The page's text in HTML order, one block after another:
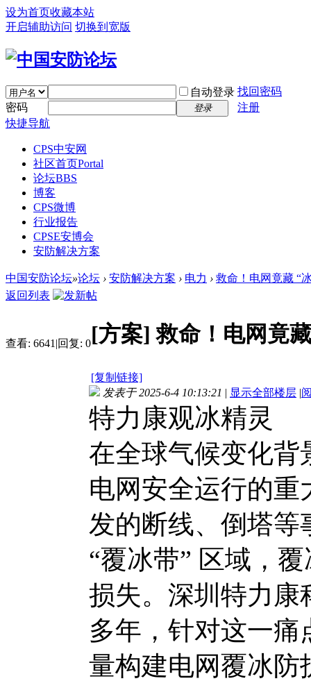
设为首页收藏本站
开启辅助访问 切换到宽版
自动登录 找回密码
密码
登录
注册
快捷导航
CPS中安网
社区首页Portal
论坛BBS
博客
CPS微博
行业报告
CPSE安博会
安防解决方案
中国安防论坛»论坛 › 安防解决方案 › 电力 › 救命！电网竟藏 “
返回列表
查看: 6641 |回复: 0[方案]救命！电网竟
[复制链接]
发表于 2025-6-4 10:13:21 | 显示全部楼层 |
特力康观冰精灵
在全球气候变化背
电网安全运行的
发的断线、倒塔等
“覆冰带” 区域，
损失。深圳特力康
多年，针对这一
量构建电网覆冰防